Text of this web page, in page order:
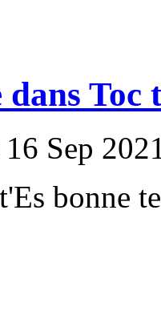
Toc
16 Sep
bonne